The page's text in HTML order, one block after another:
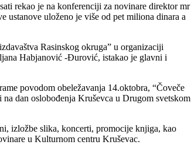
rekao je na konferenciji za novinare direktor mr
uloženo je više od pet miliona dinara a
Rasinskog okruga” u organizaciji
Habjanović -Đurović, istakao je glavni i
povodom obeležavanja 14.oktobra, “Čoveče
dan oslobođenja Kruševca u Drugom svetskom
izložbe slika, koncerti, promocije knjiga, kao
u Kulturnom centru Kruševac.